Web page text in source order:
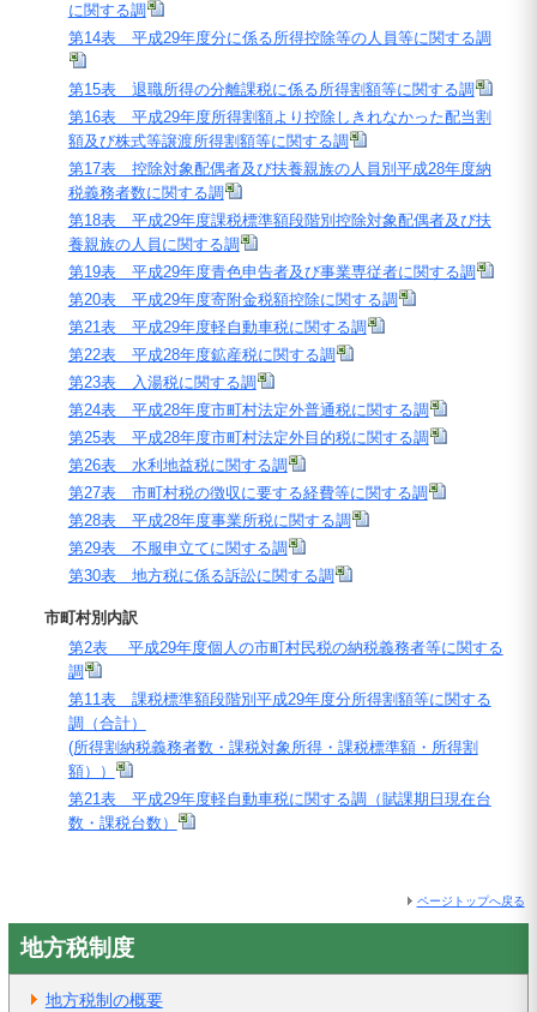
に関する調
第14表 平成29年度分に係る所得控除等の人員等に関する調
第15表 退職所得の分離課税に係る所得割額等に関する調
第16表 平成29年度所得割額より控除しきれなかった配当割
額及び株式等譲渡所得割額等に関する調
第17表 控除対象配偶者及び扶養親族の人員別平成28年度納
税義務者数に関する調
第18表 平成29年度課税標準額段階別控除対象配偶者及び扶
養親族の人員に関する調
第19表 平成29年度青色申告者及び事業専従者に関する調
第20表 平成29年度寄附金税額控除に関する調
第21表 平成29年度軽自動車税に関する調
第22表 平成28年度鉱産税に関する調
第23表 入湯税に関する調
第24表 平成28年度市町村法定外普通税に関する調
第25表 平成28年度市町村法定外目的税に関する調
第26表 水利地益税に関する調
第27表 市町村税の徴収に要する経費等に関する調
第28表 平成28年度事業所税に関する調
第29表 不服申立てに関する調
第30表 地方税に係る訴訟に関する調
市町村別内訳
第2表 平成29年度個人の市町村民税の納税義務者等に関する
調
第11表 課税標準額段階別平成29年度分所得割額等に関する
調（合計）
(所得割納税義務者数・課税対象所得・課税標準額・所得割
額））
第21表 平成29年度軽自動車税に関する調（賦課期日現在台
数・課税台数）
ページトップへ戻る
地方税制度
地方税制の概要